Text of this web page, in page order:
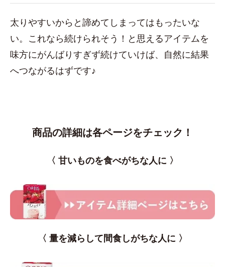
太りやすいからと諦めてしまってはもったいな
い。これなら続けられそう！と思えるアイテムを
味方にがんばりすぎず続けていけば、自然に結果
へつながるはずです♪
商品の詳細は各ページをチェック！
〈 甘いものを食べがちな人に 〉
〈 量を減らして間食しがちな人に 〉